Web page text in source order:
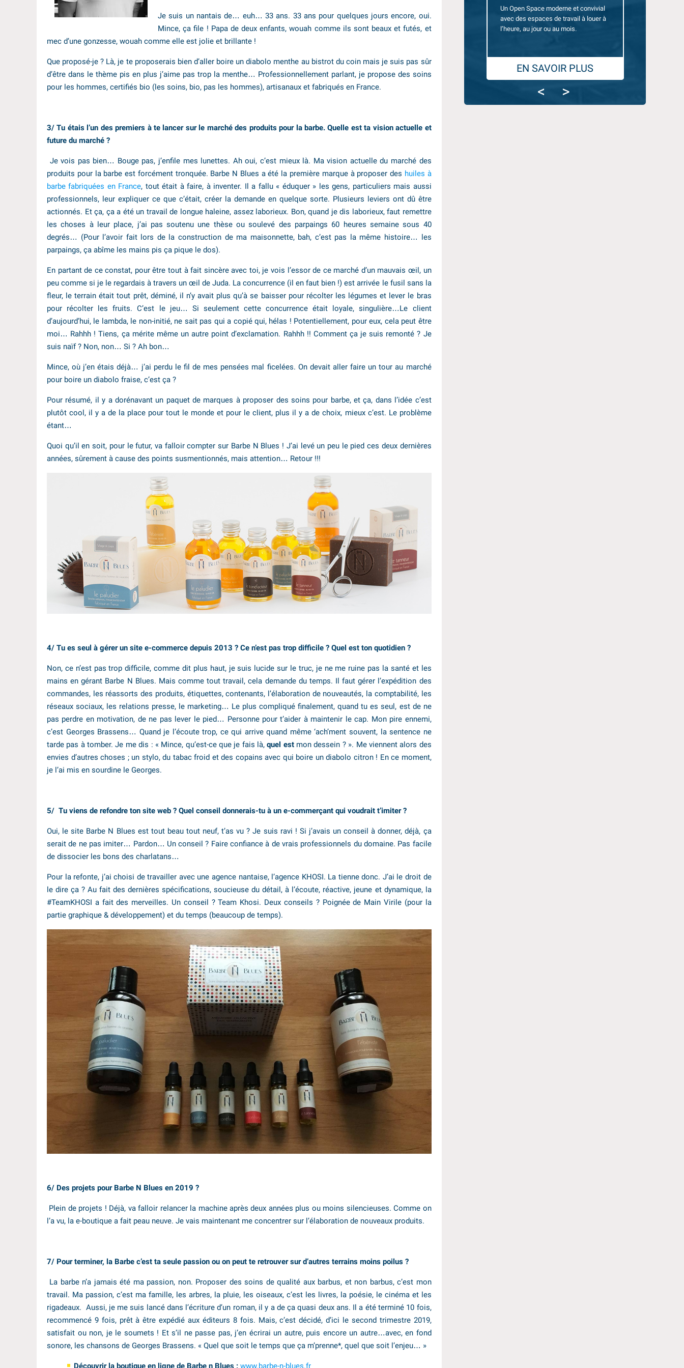
Je suis un nantais de… euh… 33 ans. 33 ans pour quelques jours encore, oui.
Mince, ça file ! Papa de deux enfants, wouah comme ils sont beaux et futés, et
mec d’une gonzesse, wouah comme elle est jolie et brillante !
Que proposé-je ? Là, je te proposerais bien d’aller boire un diabolo menthe au bistrot du coin mais je suis pas sûr
d’être dans le thème pis en plus j’aime pas trop la menthe… Professionnellement parlant, je propose des soins
pour les hommes, certifiés bio (les soins, bio, pas les hommes), artisanaux et fabriqués en France.
3/ Tu étais l’un des premiers à te lancer sur le marché des produits pour la barbe. Quelle est ta vision actuelle et
future du marché ?
Je vois pas bien… Bouge pas, j’enfile mes lunettes. Ah oui, c’est mieux là. Ma vision actuelle du marché des
produits pour la barbe est forcément tronquée. Barbe N Blues a été la première marque à proposer des huiles à
barbe fabriquées en France, tout était à faire, à inventer. Il a fallu « éduquer » les gens, particuliers mais aussi
professionnels, leur expliquer ce que c’était, créer la demande en quelque sorte. Plusieurs leviers ont dû être
actionnés. Et ça, ça a été un travail de longue haleine, assez laborieux. Bon, quand je dis laborieux, faut remettre
les choses à leur place, j’ai pas soutenu une thèse ou soulevé des parpaings 60 heures semaine sous 40
degrés… (Pour l’avoir fait lors de la construction de ma maisonnette, bah, c’est pas la même histoire… les
parpaings, ça abîme les mains pis ça pique le dos).
En partant de ce constat, pour être tout à fait sincère avec toi, je vois l’essor de ce marché d’un mauvais œil, un
peu comme si je le regardais à travers un œil de Juda. La concurrence (il en faut bien !) est arrivée le fusil sans la
fleur, le terrain était tout prêt, déminé, il n’y avait plus qu’à se baisser pour récolter les légumes et lever le bras
pour récolter les fruits. C’est le jeu… Si seulement cette concurrence était loyale, singulière…Le client
d’aujourd’hui, le lambda, le non-initié, ne sait pas qui a copié qui, hélas ! Potentiellement, pour eux, cela peut être
moi… Rahhh ! Tiens, ça mérite même un autre point d’exclamation. Rahhh !! Comment ça je suis remonté ? Je
suis naïf ? Non, non… Si ? Ah bon…
Mince, où j’en étais déjà… j’ai perdu le fil de mes pensées mal ficelées. On devait aller faire un tour au marché
pour boire un diabolo fraise, c’est ça ?
Pour résumé, il y a dorénavant un paquet de marques à proposer des soins pour barbe, et ça, dans l’idée c’est
plutôt cool, il y a de la place pour tout le monde et pour le client, plus il y a de choix, mieux c’est. Le problème
étant…
Quoi qu’il en soit, pour le futur, va falloir compter sur Barbe N Blues ! J’ai levé un peu le pied ces deux dernières
années, sûrement à cause des points susmentionnés, mais attention… Retour !!!
4/ Tu es seul à gérer un site e-commerce depuis 2013 ? Ce n’est pas trop difficile ? Quel est ton quotidien ?
Non, ce n’est pas trop difficile, comme dit plus haut, je suis lucide sur le truc, je ne me ruine pas la santé et les
mains en gérant Barbe N Blues. Mais comme tout travail, cela demande du temps. Il faut gérer l’expédition des
commandes, les réassorts des produits, étiquettes, contenants, l’élaboration de nouveautés, la comptabilité, les
réseaux sociaux, les relations presse, le marketing… Le plus compliqué finalement, quand tu es seul, est de ne
pas perdre en motivation, de ne pas lever le pied… Personne pour t’aider à maintenir le cap. Mon pire ennemi,
c’est Georges Brassens… Quand je l’écoute trop, ce qui arrive quand même ‘ach’ment souvent, la sentence ne
tarde pas à tomber. Je me dis : « Mince, qu’est-ce que je fais là,quel estmon dessein ? ». Me viennent alors des
envies d’autres choses ; un stylo, du tabac froid et des copains avec qui boire un diabolo citron ! En ce moment,
je l’ai mis en sourdine le Georges.
5/ Tu viens de refondre ton site web ? Quel conseil donnerais-tu à un e-commerçant qui voudrait t’imiter ?
Oui, le site Barbe N Blues est tout beau tout neuf, t’as vu ? Je suis ravi ! Si j’avais un conseil à donner, déjà, ça
serait de ne pas imiter… Pardon… Un conseil ? Faire confiance à de vrais professionnels du domaine. Pas facile
de dissocier les bons des charlatans…
Pour la refonte, j’ai choisi de travailler avec une agence nantaise, l’agence KHOSI. La tienne donc. J’ai le droit de
le dire ça ? Au fait des dernières spécifications, soucieuse du détail, à l’écoute, réactive, jeune et dynamique, la
#TeamKHOSI a fait des merveilles. Un conseil ? Team Khosi. Deux conseils ? Poignée de Main Virile (pour la
partie graphique & développement) et du temps (beaucoup de temps).
6/ Des projets pour Barbe N Blues en 2019 ?
Plein de projets ! Déjà, va falloir relancer la machine après deux années plus ou moins silencieuses. Comme on
l’a vu, la e-boutique a fait peau neuve. Je vais maintenant me concentrer sur l’élaboration de nouveaux produits.
7/ Pour terminer, la Barbe c’est ta seule passion ou on peut te retrouver sur d’autres terrains moins poilus ?
La barbe n’a jamais été ma passion, non. Proposer des soins de qualité aux barbus, et non barbus, c’est mon
travail. Ma passion, c’est ma famille, les arbres, la pluie, les oiseaux, c’est les livres, la poésie, le cinéma et les
rigadeaux. Aussi, je me suis lancé dans l’écriture d’un roman, il y a de ça quasi deux ans. Il a été terminé 10 fois,
recommencé 9 fois, prêt à être expédié aux éditeurs 8 fois. Mais, c’est décidé, d’ici le second trimestre 2019,
satisfait ou non, je le soumets ! Et s’il ne passe pas, j’en écrirai un autre, puis encore un autre…avec, en fond
sonore, les chansons de Georges Brassens. « Quel que soit le temps que ça m’prenne*, quel que soit l’enjeu… »
Découvrir la boutique en ligne de Barbe n Blues : www.barbe-n-blues.fr
Un Open Space moderne et convivial
avec des espaces de travail à louer à
l’heure, au jour ou au mois.
EN SAVOIR PLUS
< >